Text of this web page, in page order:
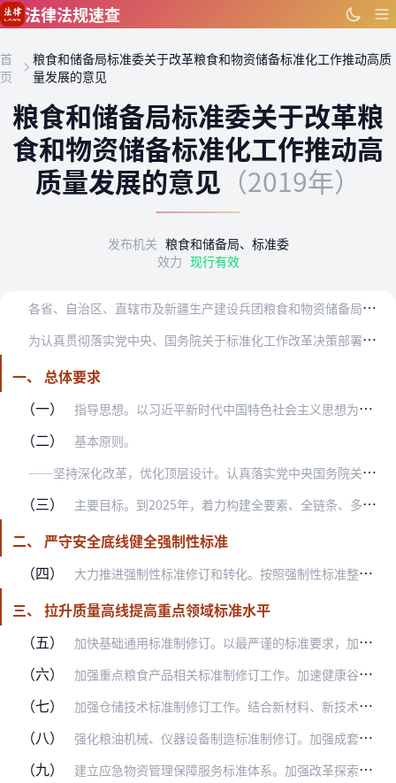
跳到主要内容
法律法规速查
首
页
粮食和储备局标准委关于改革粮食和物资储备标准化工作推动高质
量发展的意见
粮食和储备局标准委关于改革粮
食和物资储备标准化工作推动高
质量发展的意见 （2019年）
发布机关 粮食和储备局、标准委
效力 现行有效
各
省、自治区、直辖市及新疆生产建设兵团粮食和物资储备局（粮食局）、市场监管局（厅、委），各垂直管理局，中国储备粮管理集团有限公司、中粮集团有限公司、中国供销集团…
为
认真贯彻落实党中央、国务院关于标准化工作改革决策部署，以高标准推动高质量发展，服务构建高效的现代粮食流通体系和统一的国家物资储备体系，全面提高国家粮食安全和战…
一、 总体要求
（一）
指导思想。以习近平新时代中国特色社会主义思想为指导，认真落实总体国家安全观，深入实施国家粮食安全战略、标准化战略，深化标准化工作改革，建设推动高质量发展的粮食和…
（二） 基本原则。
—
—坚持深化改革，优化顶层设计。认真落实党中央国务院关于深化标准化工作改革要求，充分释放市场活力，改革完善粮食和物资储备标准化工作体制机制。完善政策措施，促进粮…
（三）
主要目标。到2025年，着力构建全要素、全链条、多层次的现代粮食全产业链标准体系，基本建成结构合理、衔接配套、适应高质量发展要求的物资储备标准体系。标准化管理体…
二、 严守安全底线健全强制性标准
（四）
大力推进强制性标准修订和转化。按照强制性标准整合精简结论，加快构建“结构合理、规模适度、内容科学”的粮食和物资储备领域强制性国家标准体系，实现“横向到边、纵向到…
三、 拉升质量高线提高重点领域标准水平
（五）
加快基础通用标准制修订。以最严谨的标准要求，加快修订粮油名词术语系列标准，制定物资储备编码、标志标识、术语和缩略语等基础性及储备物资包装重点通用技术标准。制定储…
（六） 加强重点粮食产品相关标准制修订工作。加速健康谷物、质量评价方法、适度加工等重点标准制修订，减少一般性粮油产品标准制定。到2022年，研究制修订20余项绿色优质、…
（七） 加强仓储技术标准制修订工作。结合新材料、新技术的开发应用，完善仓储技术标准，制定绿色储粮药剂、先进储粮技术规程等标准，满足粮食绿色保质、分类利用、减损增效的需要…
（八） 强化粮油机械、仪器设备制造标准制修订。加强成套机械设备、智能化仪器设备和装备等相关标准制修订，提升专用装备制造业水平。制定快速检测方法标准，鼓励研发现场、在线、…
（九） 建立应急物资管理保障服务标准体系。加强改革探索，研究制定应急管理服务标准，推动建立统一规范的应急指挥体系，以标准化手段优化资源配置、规范流程、提升服务、创新治理…